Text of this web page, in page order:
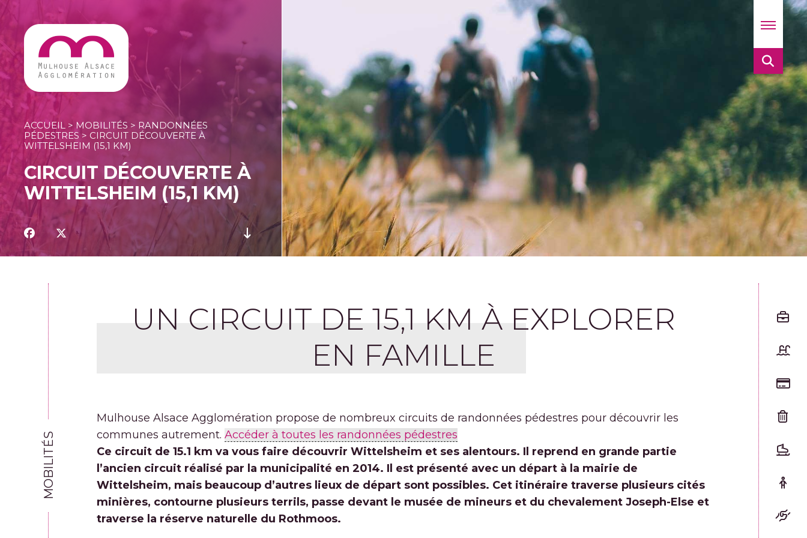
Ouvrir le Chatbot
ACCUEIL > MOBILITÉS > RANDONNÉES
PÉDESTRES > CIRCUIT DÉCOUVERTE À
WITTELSHEIM (15,1 KM)
CIRCUIT DÉCOUVERTE À
WITTELSHEIM (15,1 KM)
MOBILITÉS
UN CIRCUIT DE 15,1 KM À EXPLORER
EN FAMILLE
Mulhouse Alsace Agglomération propose de nombreux circuits de randonnées pédestres pour découvrir les
communes autrement. Accéder à toutes les randonnées pédestres
Ce circuit de 15.1 km va vous faire découvrir Wittelsheim et ses alentours. Il reprend en grande partie
l’ancien circuit réalisé par la municipalité en 2014. Il est présenté avec un départ à la mairie de
Wittelsheim, mais beaucoup d’autres lieux de départ sont possibles. Cet itinéraire traverse plusieurs cités
minières, contourne plusieurs terrils, passe devant le musée de mineurs et du chevalement Joseph-Else et
traverse la réserve naturelle du Rothmoos.